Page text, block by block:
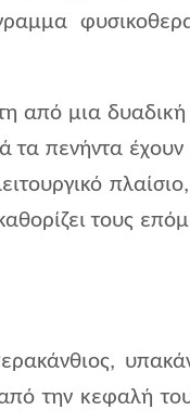
από μια
τα πενήντα
τους
την κεφαλή